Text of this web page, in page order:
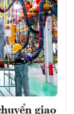
giao